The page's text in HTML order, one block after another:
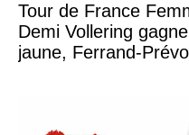
Tour de France
Demi Vollering
jaune, Ferrand-